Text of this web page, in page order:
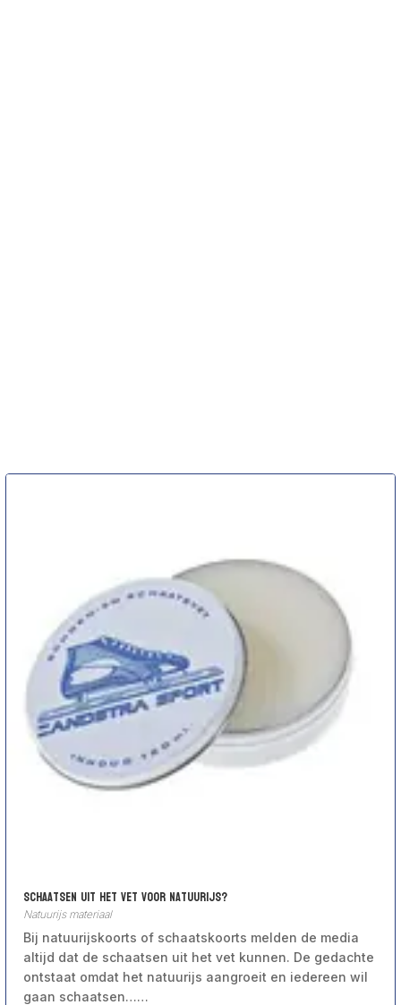
Schaatsen uit het vet voor natuurijs?
Natuurijs materiaal
Bij natuurijskoorts of schaatskoorts melden de media
altijd dat de schaatsen uit het vet kunnen. De gedachte
ontstaat omdat het natuurijs aangroeit en iedereen wil
gaan schaatsen……